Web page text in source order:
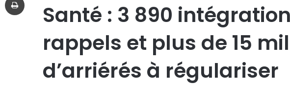
Santé : 3 890
rappels et plus de 15
d’arriérés à régulariser